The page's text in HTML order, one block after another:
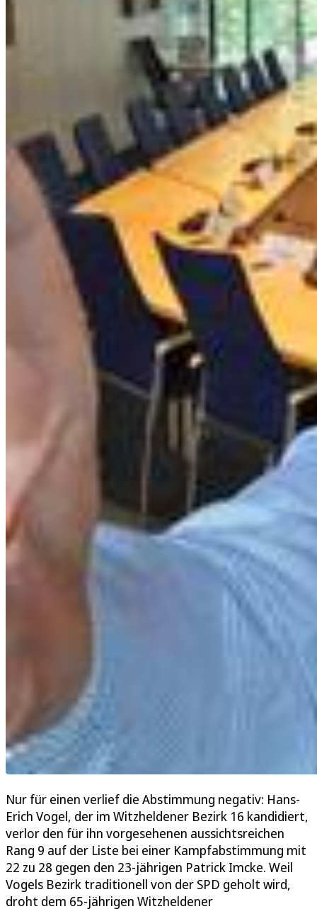
Nur für einen verlief die Abstimmung negativ: Hans-
Erich Vogel, der im Witzheldener Bezirk 16 kandidiert,
verlor den für ihn vorgesehenen aussichtsreichen
Rang 9 auf der Liste bei einer Kampfabstimmung mit
22 zu 28 gegen den 23-jährigen Patrick Imcke. Weil
Vogels Bezirk traditionell von der SPD geholt wird,
droht dem 65-jährigen Witzheldener